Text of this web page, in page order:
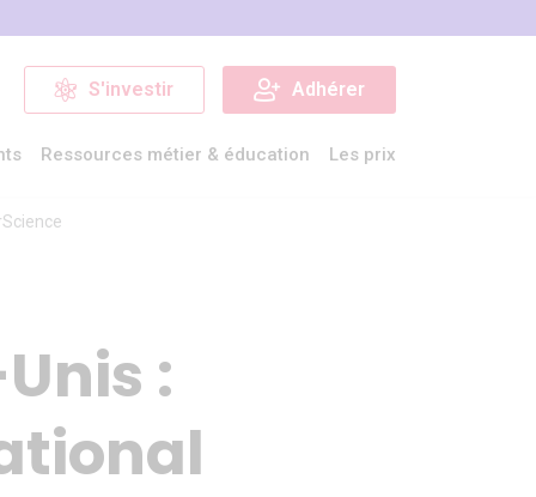
S'investir Adhérer
Ressources métier & éducation Les prix
: